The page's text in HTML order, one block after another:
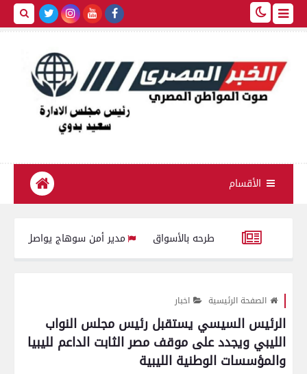
الأقسام
مدير أمن سوهاج يواصل جولاته
الصفحة الرئيسية اخبار
الرئيس السيسي يستقبل رئيس مجلس النواب
الليبي ويجدد على موقف مصر الثابت الداعم لليبيا
والمؤسسات الوطنية الليبية